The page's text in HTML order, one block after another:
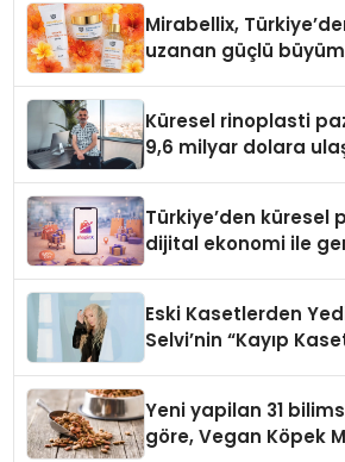
Mirabellix,
uzanan güçlü
Küresel rinoplasti
9,6 milyar dolara
Türkiye’den küresel
dijital ekonomi ile
Eski Kasetlerden
Selvi’nin “Kayıp
Yeni yapilan 31
göre, Vegan Köpek